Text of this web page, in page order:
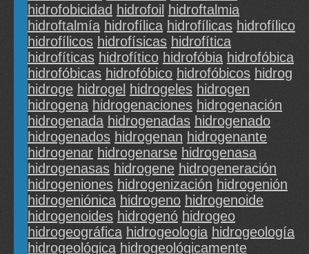
hidrofobicidad hidrofoil
hidroftalmia
hidroftalmía hidrofílica hidrofílicas hidrofílico
hidrofílicos hidrofísicas hidrofítica
hidrofíticas hidrofítico hidrofóbia hidrofóbica
hidrofóbicas hidrofóbico hidrofóbicos hidrog
hidroge hidrogel hidrogeles hidrogen
hidrogena hidrogenaciones hidrogenación
hidrogenada hidrogenadas hidrogenado
hidrogenados hidrogenan hidrogenante
hidrogenar hidrogenarse hidrogenasa
hidrogenasas hidrogene hidrogeneración
hidrogeniones hidrogenización hidrogenión
hidrogeniónica hidrogeno hidrogenoide
hidrogenoides hidrogenó hidrogeo
hidrogeográfica hidrogeologia hidrogeología
hidrogeológica hidrogeológicamente